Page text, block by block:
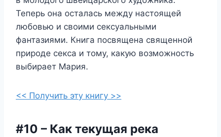
Теперь она осталась между настоящей
любовью и своими сексуальными
фантазиями. Книга посвящена священной
природе секса и тому, какую возможность
выбирает Мария.
<< Получить эту книгу >>
#10 – Как текущая река